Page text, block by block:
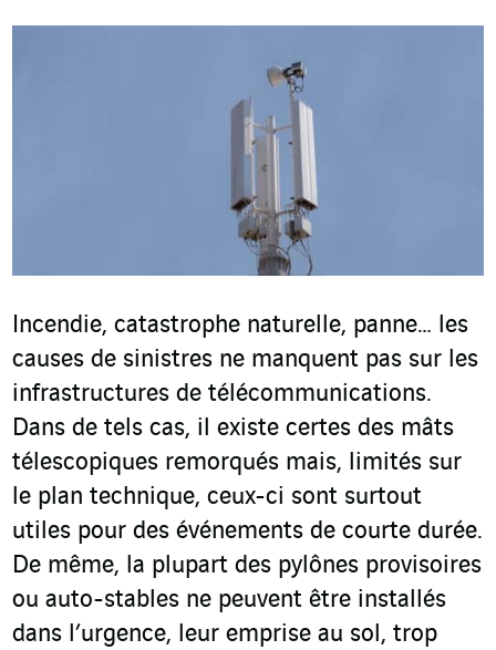
Incendie, catastrophe naturelle, panne… les
causes de sinistres ne manquent pas sur les
infrastructures de télécommunications.
Dans de tels cas, il existe certes des mâts
télescopiques remorqués mais, limités sur
le plan technique, ceux-ci sont surtout
utiles pour des événements de courte durée.
De même, la plupart des pylônes provisoires
ou auto-stables ne peuvent être installés
dans l’urgence, leur emprise au sol, trop